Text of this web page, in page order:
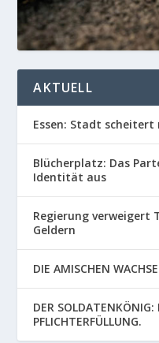
AKTUELL
Essen: Stadt scheitert
Blücherplatz: Das
Identität aus
Regierung verweigert
Geldern
DIE AMISCHEN
DER SOLDATENKÖNIG:
PFLICHTERFÜLLUNG.